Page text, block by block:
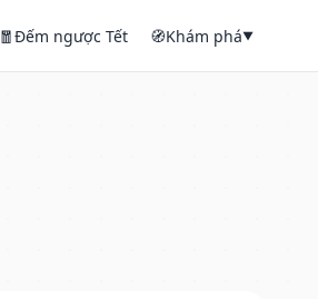
🧧Đếm ngược Tết 🧭Khám phá▼